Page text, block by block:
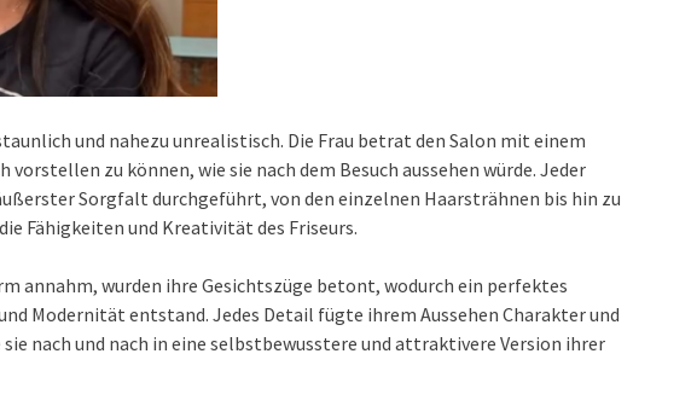
und nahezu unrealistisch. Die Frau betrat den Salon mit einem
vorstellen zu können, wie sie nach dem Besuch aussehen würde. Jeder
Sorgfalt durchgeführt, von den einzelnen Haarsträhnen bis hin zu
Fähigkeiten und Kreativität des Friseurs.
annahm, wurden ihre Gesichtszüge betont, wodurch ein perfektes
Modernität entstand. Jedes Detail fügte ihrem Aussehen Charakter und
nach und nach in eine selbstbewusstere und attraktivere Version ihrer